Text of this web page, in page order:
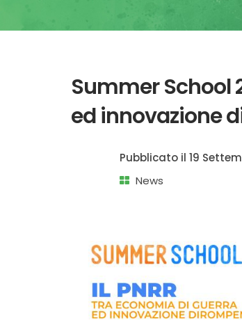
Summer School
ed innovazione
Pubblicato il 19
News